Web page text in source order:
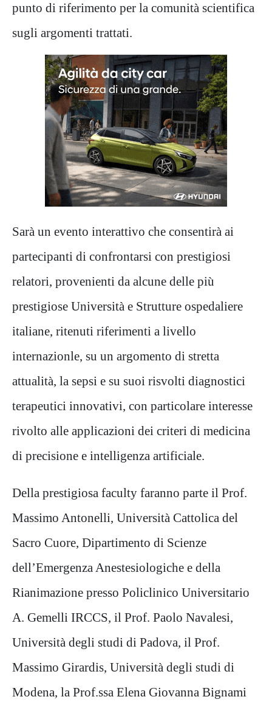
punto di riferimento per la comunità scientifica
sugli argomenti trattati.
Sarà un evento interattivo che consentirà ai
partecipanti di confrontarsi con prestigiosi
relatori, provenienti da alcune delle più
prestigiose Università e Strutture ospedaliere
italiane, ritenuti riferimenti a livello
internazionle, su un argomento di stretta
attualità, la sepsi e su suoi risvolti diagnostici
terapeutici innovativi, con particolare interesse
rivolto alle applicazioni dei criteri di medicina
di precisione e intelligenza artificiale.
Della prestigiosa faculty faranno parte il Prof.
Massimo Antonelli, Università Cattolica del
Sacro Cuore, Dipartimento di Scienze
dell’Emergenza Anestesiologiche e della
Rianimazione presso Policlinico Universitario
A. Gemelli IRCCS, il Prof. Paolo Navalesi,
Università degli studi di Padova, il Prof.
Massimo Girardis, Università degli studi di
Modena, la Prof.ssa Elena Giovanna Bignami